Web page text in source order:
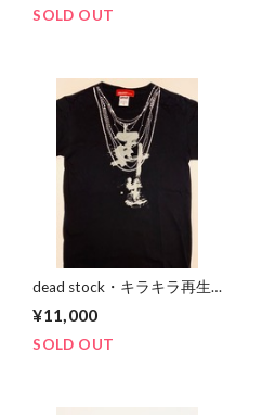
SOLD OUT
dead stock・キラキラ再生
ティシャツ
¥11,000
SOLD OUT